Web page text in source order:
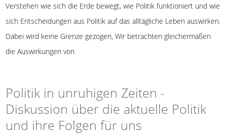
Verstehen wie sich die Erde bewegt, wie Politik funktioniert und wie
sich Entscheidungen aus Politik auf das alltägliche Leben auswirken.
Dabei wird keine Grenze gezogen, Wir betrachten gleichermaßen
die Auswirkungen von
Politik in unruhigen Zeiten -
Diskussion über die aktuelle Politik
und ihre Folgen für uns